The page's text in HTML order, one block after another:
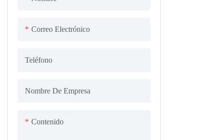
Correo Electrónico
Teléfono
Nombre De Empresa
Contenido